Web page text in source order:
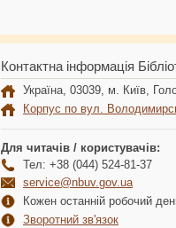
Контактна інформація
Україна, 03039, м. Київ,
Корпус по вул.
Для читачів / користувачів:
Тел: +38 (044) 524-81-37
service@nbuv.gov.ua
Кожен останній робочий
Зворотний зв'язок